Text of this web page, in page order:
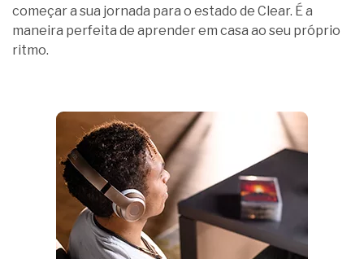
começar a sua jornada para o estado de Clear. É a
maneira perfeita de aprender em casa ao seu próprio
ritmo.